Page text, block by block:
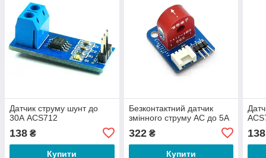
Датчик струму шунт до
30А ACS712
138 ₴
Купити
Безконтактний датчик
змінного струму AC до 5A
322₴
Купити
138